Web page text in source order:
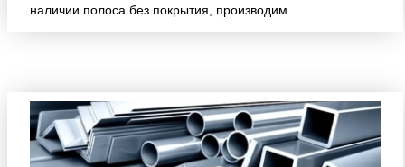
наличии полоса без покрытия, производим